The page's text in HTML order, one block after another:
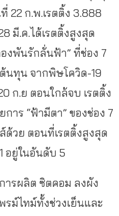
22 ก.พ.เรตติ้ง 3.888
มี.ค.ได้เรตติ้งสูงสุด
งพันรักลั่นฟ้า” ที่ช่อง 7
นทุน จากพิษโควิด-19
ก.ย ตอนใกล้จบ เรตติ้ง
าร “ฟ้ามีตา” ของช่อง 7
ด้วย ตอนที่เรตติ้งสูงสุด
อยู่ในอันดับ 5
ารผลิต ซิตคอม ลงผัง
รม์ไทม์ทั้งช่วงเย็นและ